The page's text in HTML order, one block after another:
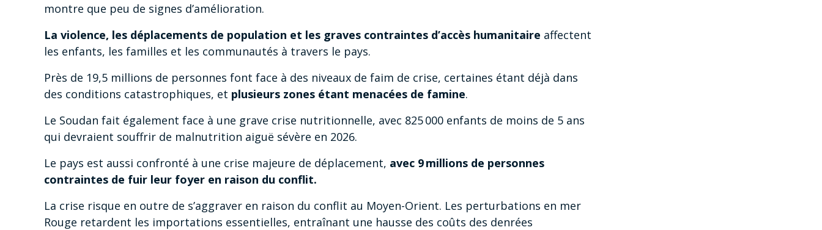
montre que peu de signes d’amélioration.
La violence, les déplacements de population et les graves contraintes d’accès humanitaire affectent
les enfants, les familles et les communautés à travers le pays.
Près de 19,5 millions de personnes font face à des niveaux de faim de crise, certaines étant déjà dans
des conditions catastrophiques, et plusieurs zones étant menacées de famine.
Le Soudan fait également face à une grave crise nutritionnelle, avec 825 000 enfants de moins de 5 ans
qui devraient souffrir de malnutrition aiguë sévère en 2026.
Le pays est aussi confronté à une crise majeure de déplacement, avec 9 millions de personnes
contraintes de fuir leur foyer en raison du conflit.
La crise risque en outre de s’aggraver en raison du conflit au Moyen-Orient. Les perturbations en mer
Rouge retardent les importations essentielles, entraînant une hausse des coûts des denrées